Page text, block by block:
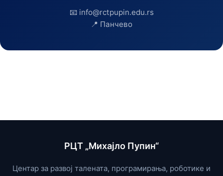
📧 info@rctpupin.edu.rs
📍 Панчево
РЦТ „Михајло Пупин“
Центар за развој талената, програмирања, роботике и